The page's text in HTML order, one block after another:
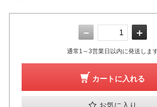
－ ＋
通常1～3営業日以内に発送しま
カートに入れる
お気に入り